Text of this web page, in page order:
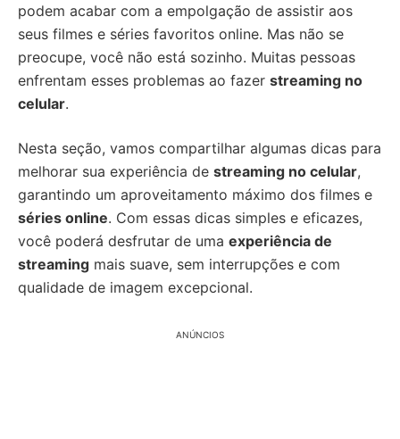
podem acabar com a empolgação de assistir aos
seus filmes e séries favoritos online. Mas não se
preocupe, você não está sozinho. Muitas pessoas
enfrentam esses problemas ao fazer streaming no
celular.
Nesta seção, vamos compartilhar algumas dicas para
melhorar sua experiência de streaming no celular,
garantindo um aproveitamento máximo dos filmes e
séries online. Com essas dicas simples e eficazes,
você poderá desfrutar de uma experiência de
streaming mais suave, sem interrupções e com
qualidade de imagem excepcional.
ANÚNCIOS